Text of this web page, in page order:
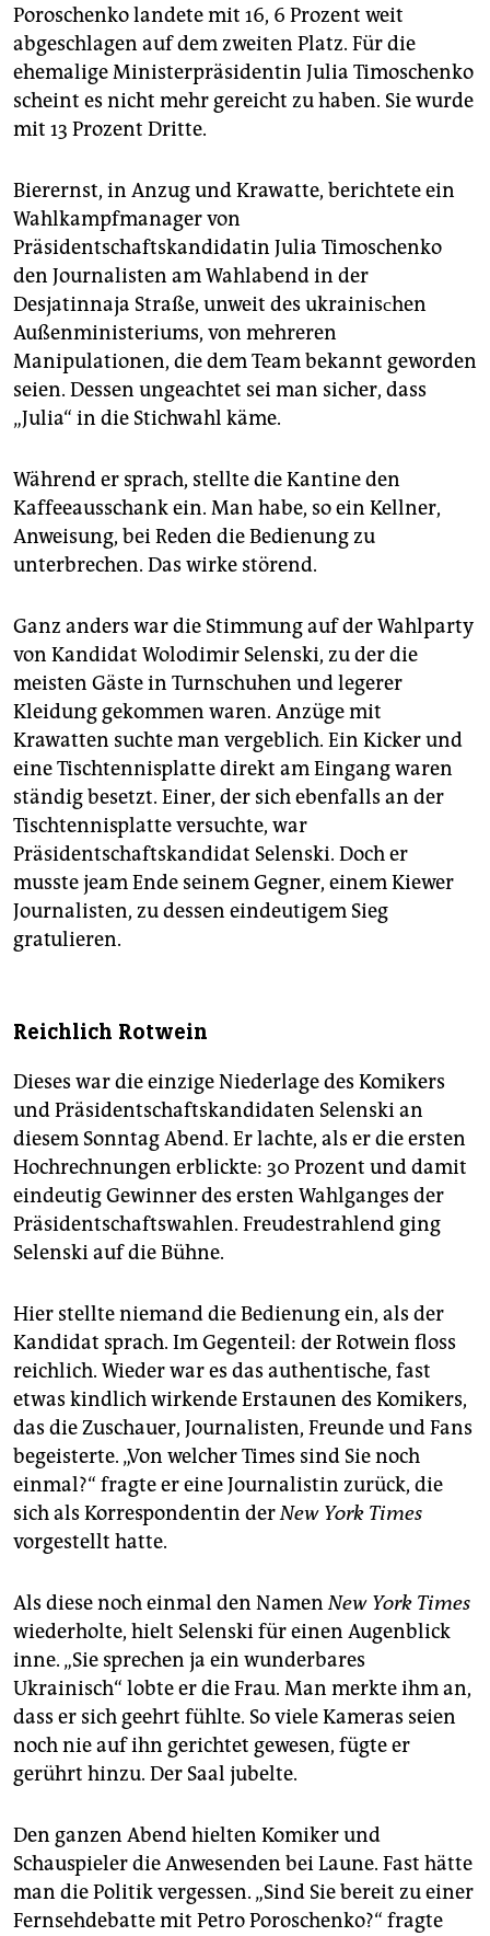
Poroschenko landete mit 16, 6 Prozent weit
abgeschlagen auf dem zweiten Platz. Für die
ehemalige Ministerpräsidentin Julia Timoschenko
scheint es nicht mehr gereicht zu haben. Sie wurde
mit 13 Prozent Dritte.
Bierernst, in Anzug und Krawatte, berichtete ein
Wahlkampfmanager von
Präsidentschaftskandidatin Julia Timoschenko
den Journalisten am Wahlabend in der
Desjatinnaja Straße, unweit des ukrainisсhen
Außenministeriums, von mehreren
Manipulationen, die dem Team bekannt geworden
seien. Dessen ungeachtet sei man sicher, dass
„Julia“ in die Stichwahl käme.
Während er sprach, stellte die Kantine den
Kaffeeausschank ein. Man habe, so ein Kellner,
Anweisung, bei Reden die Bedienung zu
unterbrechen. Das wirke störend.
Ganz anders war die Stimmung auf der Wahlparty
von Kandidat Wolodimir Selenski, zu der die
meisten Gäste in Turnschuhen und legerer
Kleidung gekommen waren. Anzüge mit
Krawatten suchte man vergeblich. Ein Kicker und
eine Tischtennisplatte direkt am Eingang waren
ständig besetzt. Einer, der sich ebenfalls an der
Tischtennisplatte versuchte, war
Präsidentschaftskandidat Selenski. Doch er
musste jeam Ende seinem Gegner, einem Kiewer
Journalisten, zu dessen eindeutigem Sieg
gratulieren.
Reichlich Rotwein
Dieses war die einzige Niederlage des Komikers
und Präsidentschaftskandidaten Selenski an
diesem Sonntag Abend. Er lachte, als er die ersten
Hochrechnungen erblickte: 30 Prozent und damit
eindeutig Gewinner des ersten Wahlganges der
Präsidentschaftswahlen. Freudestrahlend ging
Selenski auf die Bühne.
Hier stellte niemand die Bedienung ein, als der
Kandidat sprach. Im Gegenteil: der Rotwein floss
reichlich. Wieder war es das authentische, fast
etwas kindlich wirkende Erstaunen des Komikers,
das die Zuschauer, Journalisten, Freunde und Fans
begeisterte. „Von welcher Times sind Sie noch
einmal?“ fragte er eine Journalistin zurück, die
sich als Korrespondentin derNew York Times
vorgestellt hatte.
Als diese noch einmal den NamenNew York Times
wiederholte, hielt Selenski für einen Augenblick
inne. „Sie sprechen ja ein wunderbares
Ukrainisch“ lobte er die Frau. Man merkte ihm an,
dass er sich geehrt fühlte. So viele Kameras seien
noch nie auf ihn gerichtet gewesen, fügte er
gerührt hinzu. Der Saal jubelte.
Den ganzen Abend hielten Komiker und
Schauspieler die Anwesenden bei Laune. Fast hätte
man die Politik vergessen. „Sind Sie bereit zu einer
Fernsehdebatte mit Petro Poroschenko?“ fragte